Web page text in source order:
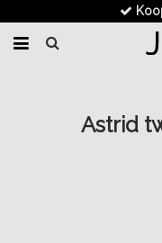
Astrid